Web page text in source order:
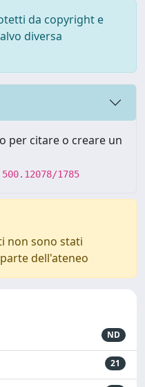
da copyright e
diversa
per citare o creare un
1785
non sono stati
dell'ateneo
ND
21